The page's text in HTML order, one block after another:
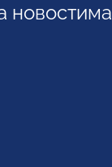
новостима